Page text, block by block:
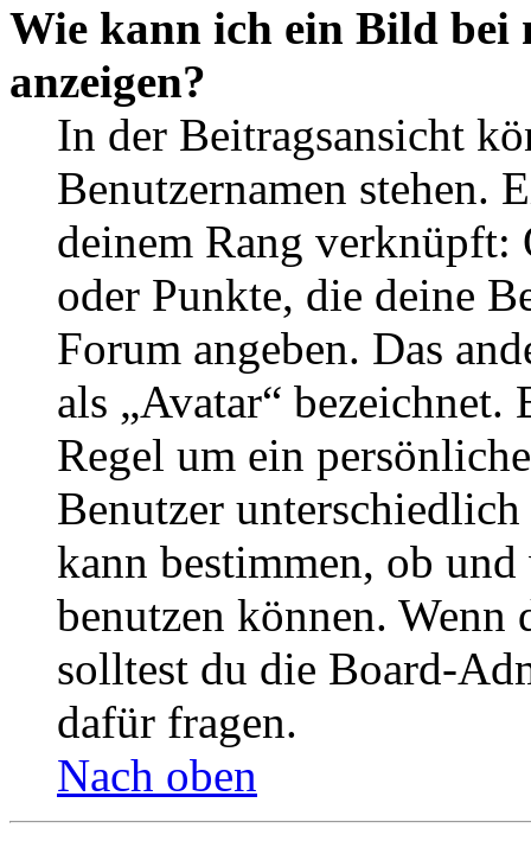
Wie kann ich ein Bild bei
anzeigen?
In der Beitragsansicht
Benutzernamen stehen.
deinem Rang verknüpft:
oder Punkte, die deine
Forum angeben. Das
als „Avatar“
Regel um ein
Benutzer
kann bestimmen, ob
benutzen können. Wenn
solltest du die Board-
dafür fragen.
Nach oben